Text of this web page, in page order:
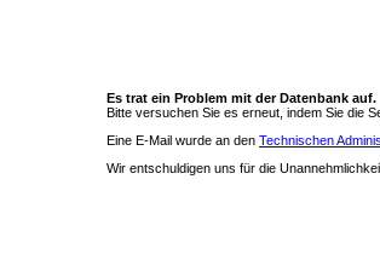
Es trat ein Problem mit der Datenbank auf.
Bitte versuchen Sie es erneut, indem Sie die
Eine E-Mail wurde an den Technischen
Wir entschuldigen uns für die